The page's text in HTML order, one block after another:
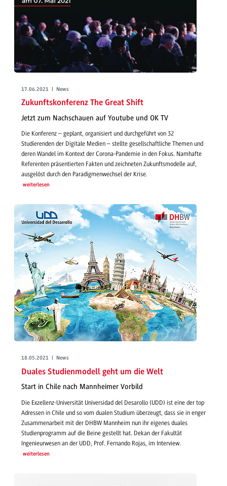
17.06.2021 | News
Zukunftskonferenz The Great Shift
Jetzt zum Nachschauen auf Youtube und OK TV
Die Konferenz – geplant, organisiert und durchgeführt von 32
Studierenden der Digitale Medien – stellte gesellschaftliche Themen und
deren Wandel im Kontext der Corona-Pandemie in den Fokus. Namhafte
Referenten präsentierten Fakten und zeichneten Zukunftsmodelle auf,
ausgelöst durch den Paradigmenwechsel der Krise.
weiterlesen
18.05.2021 | News
Duales Studienmodell geht um die Welt
Start in Chile nach Mannheimer Vorbild
Die Exzellenz-Universität Universidad del Desarollo (UDD) ist eine der top
Adressen in Chile und so vom dualen Studium überzeugt, dass sie in enger
Zusammenarbeit mit der DHBW Mannheim nun ihr eigenes duales
Studienprogramm auf die Beine gestellt hat. Dekan der Fakultät
Ingenieurwesen an der UDD, Prof. Fernando Rojas, im Interview.
weiterlesen